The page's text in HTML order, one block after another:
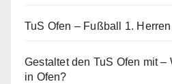
TuS Ofen – Fußball 1. Herren
Gestaltet den TuS Ofen mit –
in Ofen?